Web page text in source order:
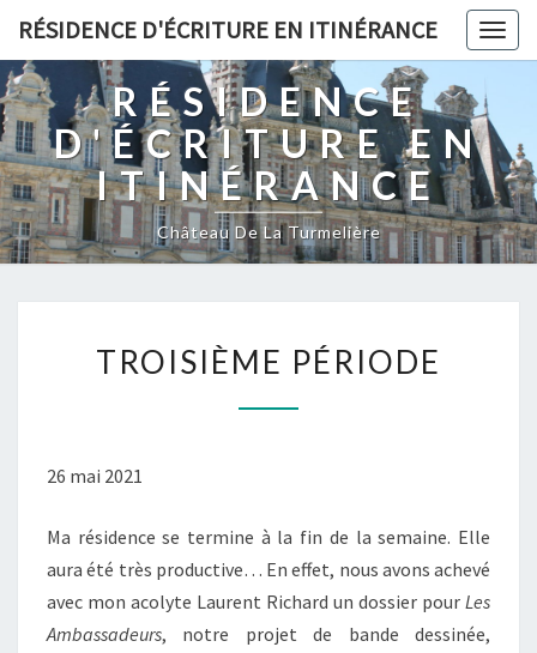
RÉSIDENCE D'ÉCRITURE EN ITINÉRANCE
RÉSIDENCE
D'ÉCRITURE EN
ITINÉRANCE
Château De La Turmelière
PÉRIODE
TROISIÈME PÉRIODE
26 mai 2021
Ma résidence se termine à la fin de la semaine. Elle
aura été très productive… En effet, nous avons achevé
avec mon acolyte Laurent Richard un dossier pour Les
Ambassadeurs, notre projet de bande dessinée,